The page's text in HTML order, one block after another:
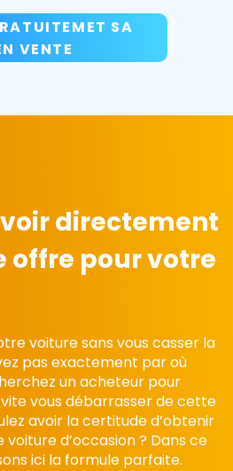
SA
VENTE
directement
offre pour votre
voiture sans vous casser la
pas exactement par où
un acheteur pour
vous débarrasser de cette
avoir la certitude d’obtenir
d’occasion ? Dans ce
ici la formule parfaite.